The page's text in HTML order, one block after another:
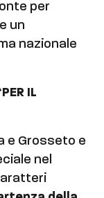
per
un
nazionale
IL
e Grosseto e
nel